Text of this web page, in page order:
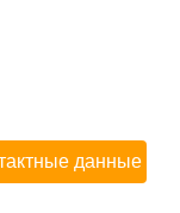
данные